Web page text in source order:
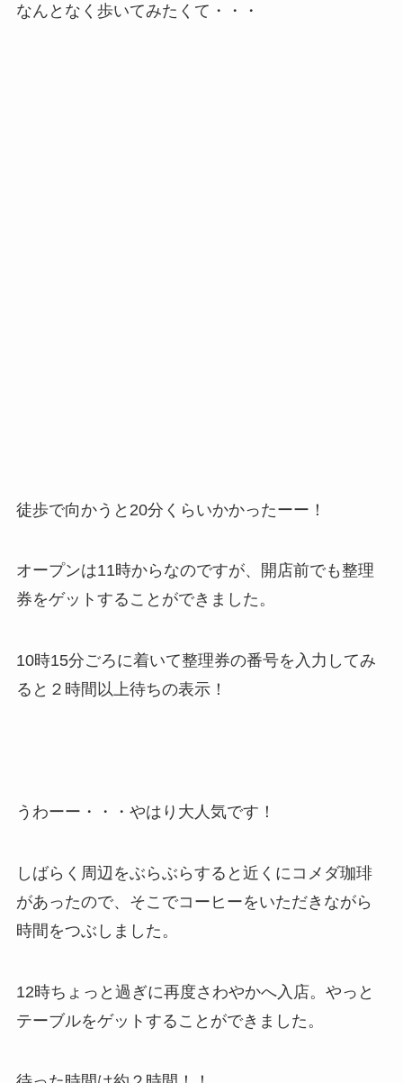
なんとなく歩いてみたくて・・・
徒歩で向かうと20分くらいかかったーー！
オープンは11時からなのですが、開店前でも整理
券をゲットすることができました。
10時15分ごろに着いて整理券の番号を入力してみ
ると２時間以上待ちの表示！
うわーー・・・やはり大人気です！
しばらく周辺をぶらぶらすると近くにコメダ珈琲
があったので、そこでコーヒーをいただきながら
時間をつぶしました。
12時ちょっと過ぎに再度さわやかへ入店。やっと
テーブルをゲットすることができました。